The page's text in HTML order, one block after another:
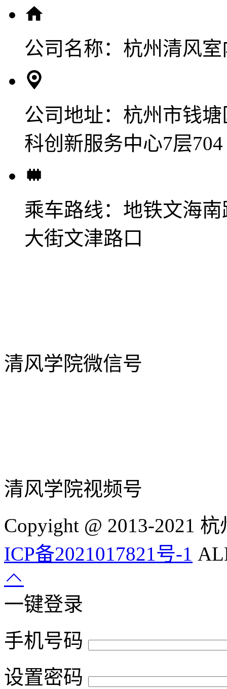
公司名称： 杭州清风
公司地址： 杭州市钱
科创新服务中心7层704
乘车路线： 地铁文海
大街文津路口
清风学院微信号
清风学院视频号
Copyight @ 2013-2021
ICP备2021017821号-1
一键登录
手机号码
设置密码